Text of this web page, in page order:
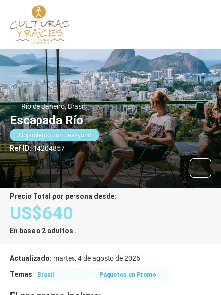
Río de Janeiro, Brasil
Escapada Río
Alojamiento con desayuno
Ref ID:14204857
Precio Total por persona desde:
US$640
En base a 2 adultos .
Actualizado: martes, 4 de agosto de 2026
Temas
Brasil Paquetes en Promo